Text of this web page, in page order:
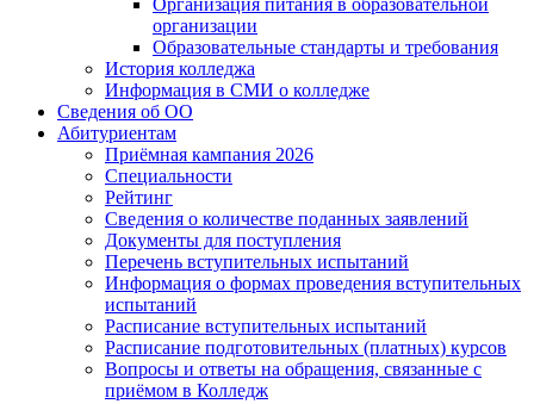
Организация питания в образовательной
организации
Образовательные стандарты и требования
История колледжа
Информация в СМИ о колледже
Сведения об ОО
Абитуриентам
Приёмная кампания 2026
Специальности
Рейтинг
Сведения о количестве поданных заявлений
Документы для поступления
Перечень вступительных испытаний
Информация о формах проведения вступительных
испытаний
Расписание вступительных испытаний
Расписание подготовительных (платных) курсов
Вопросы и ответы на обращения, связанные с
приёмом в Колледж